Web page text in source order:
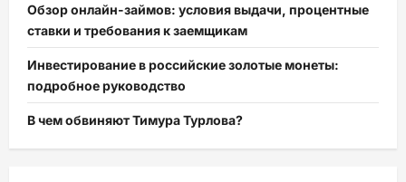
Обзор онлайн-займов: условия выдачи, процентные
ставки и требования к заемщикам
Инвестирование в российские золотые монеты:
подробное руководство
В чем обвиняют Тимура Турлова?